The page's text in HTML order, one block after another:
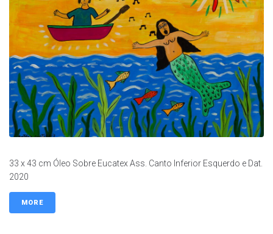
33 x 43 cm Óleo Sobre Eucatex Ass. Canto Inferior Esquerdo e Dat.
2020
MORE